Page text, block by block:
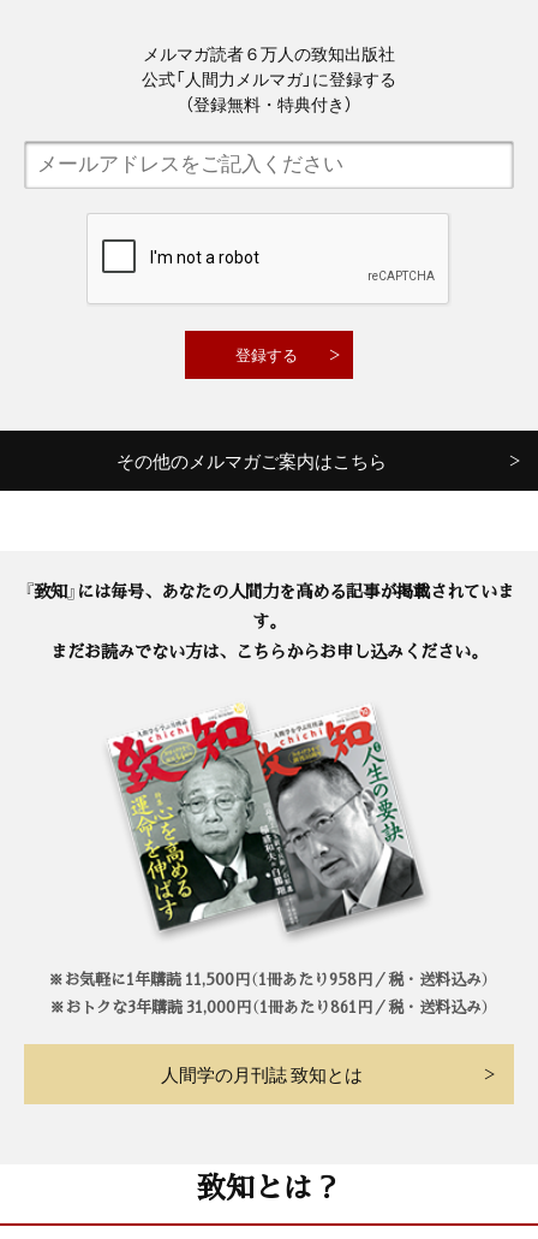
メルマガ読者６万人の致知出版社
公式「人間力メルマガ」に登録する
（登録無料・特典付き）
その他のメルマガご案内はこちら
『致知』には毎号、あなたの人間力を高める記事が掲載されていま
す。
まだお読みでない方は、こちらからお申し込みください。
※お気軽に1年購読 11,500円（1冊あたり958円／税・送料込み）
※おトクな3年購読 31,000円（1冊あたり861円／税・送料込み）
人間学の月刊誌 致知とは
致知とは？